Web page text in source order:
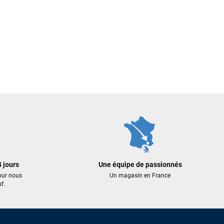
jours
nous
Une équipe de passionnés
Un magasin en France